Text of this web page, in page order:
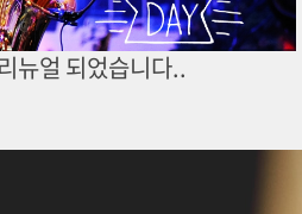
뉴얼 되었습니다..